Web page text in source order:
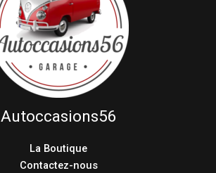
Autoccasions56
La Boutique
Contactez-nous